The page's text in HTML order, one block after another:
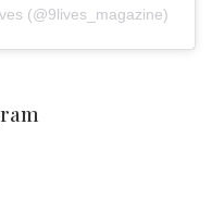
(@9lives_magazine)